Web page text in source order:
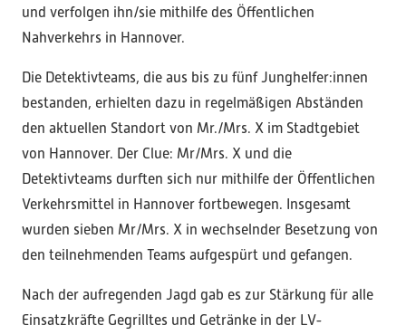
und verfolgen ihn/sie mithilfe des Öffentlichen
Nahverkehrs in Hannover.
Die Detektivteams, die aus bis zu fünf Junghelfer:innen
bestanden, erhielten dazu in regelmäßigen Abständen
den aktuellen Standort von Mr./Mrs. X im Stadtgebiet
von Hannover. Der Clue: Mr/Mrs. X und die
Detektivteams durften sich nur mithilfe der Öffentlichen
Verkehrsmittel in Hannover fortbewegen. Insgesamt
wurden sieben Mr/Mrs. X in wechselnder Besetzung von
den teilnehmenden Teams aufgespürt und gefangen.
Nach der aufregenden Jagd gab es zur Stärkung für alle
Einsatzkräfte Gegrilltes und Getränke in der LV-